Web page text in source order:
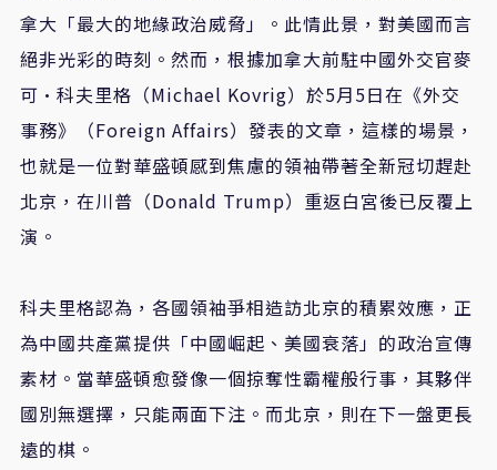
拿大「最大的地緣政治威脅」。此情此景，對美國而言
絕非光彩的時刻。然而，根據加拿大前駐中國外交官麥
可·科夫里格（Michael Kovrig）於5月5日在《外交
事務》（Foreign Affairs）發表的文章，這樣的場景，
也就是一位對華盛頓感到焦慮的領袖帶著全新冠切趕赴
北京，在川普（Donald Trump）重返白宮後已反覆上
演。
科夫里格認為，各國領袖爭相造訪北京的積累效應，正
為中國共產黨提供「中國崛起、美國衰落」的政治宣傳
素材。當華盛頓愈發像一個掠奪性霸權般行事，其夥伴
國別無選擇，只能兩面下注。而北京，則在下一盤更長
遠的棋。